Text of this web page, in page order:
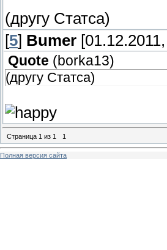
(другу Статса)
[5] Bumer
Quote (borka13)
(другу Статса)
Страница 1 из 1 1
Полная версия сайта